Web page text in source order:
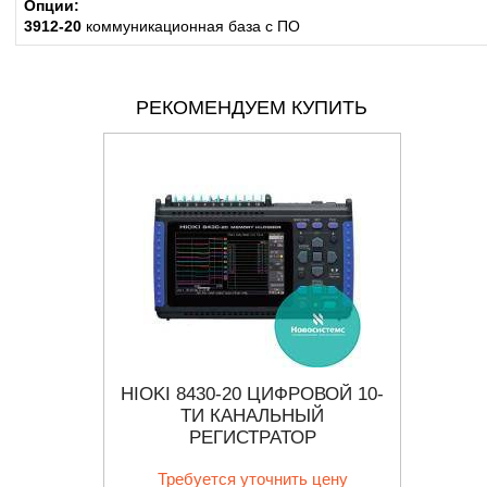
Опции:
3912-20 коммуникационная база с ПО
РЕКОМЕНДУЕМ КУПИТЬ
HIOKI 8430-20 ЦИФРОВОЙ 10-
ТИ КАНАЛЬНЫЙ
РЕГИСТРАТОР
Требуется уточнить цену